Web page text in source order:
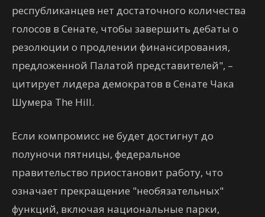
республиканцев нет достаточного количества
голосов в Сенате, чтобы завершить дебаты о
резолюции о продлении финансирования,
предложенной Палатой представителей", –
цитирует лидера демократов в Сенате Чака
Шумера The Hill.
Если компромисс не будет достигнут до
полуночи пятницы, федеральное
правительство приостановит работу, что
означает прекращение "необязательных"
функций, включая национальные парки,